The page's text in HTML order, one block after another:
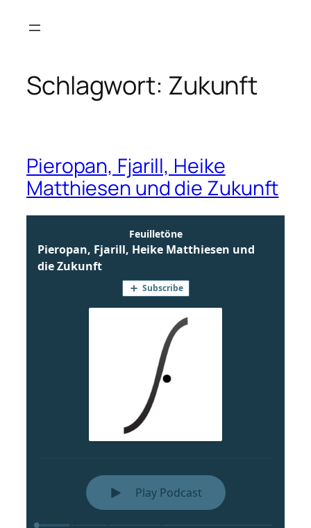
Inhalt
Schlagwort: Zukunft
Pieropan, Fjarill, Heike
Matthiesen und die Zukunft